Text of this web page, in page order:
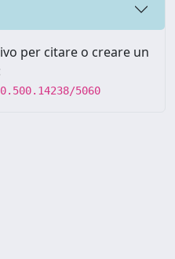
per citare o creare un
5060